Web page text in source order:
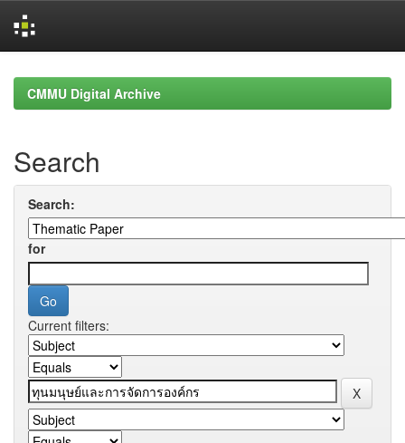
navigationCMMU Digital Archive
Search
Search:
for
Current filters: